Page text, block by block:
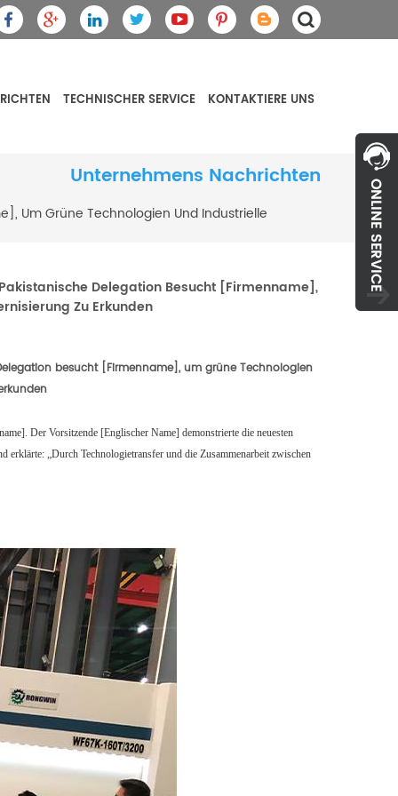
TECHNISCHER SERVICE KONTAKTIERE UNS
Unternehmens Nachrichten
Um Grüne Technologien Und Industrielle
Delegation Besucht [Firmenname],
Zu Erkunden
besucht [Firmenname], um grüne Technologien
Der Vorsitzende [Englischer Name] demonstrierte die neuesten
„Durch Technologietransfer und die Zusammenarbeit zwischen